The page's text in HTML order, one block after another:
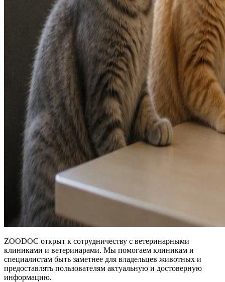
ZOODOC открыт к сотрудничеству с ветеринарными
клиниками и ветеринарами. Мы помогаем клиникам и
специалистам быть заметнее для владельцев животных и
предоставлять пользователям актуальную и достоверную
информацию.